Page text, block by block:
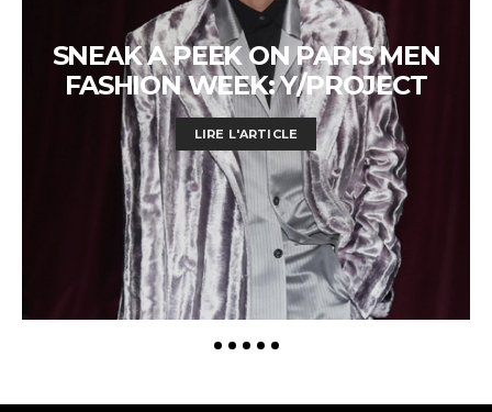
SNEAK A PEEK ON PARIS MEN
FASHION WEEK: Y/PROJECT
LIRE L'ARTICLE